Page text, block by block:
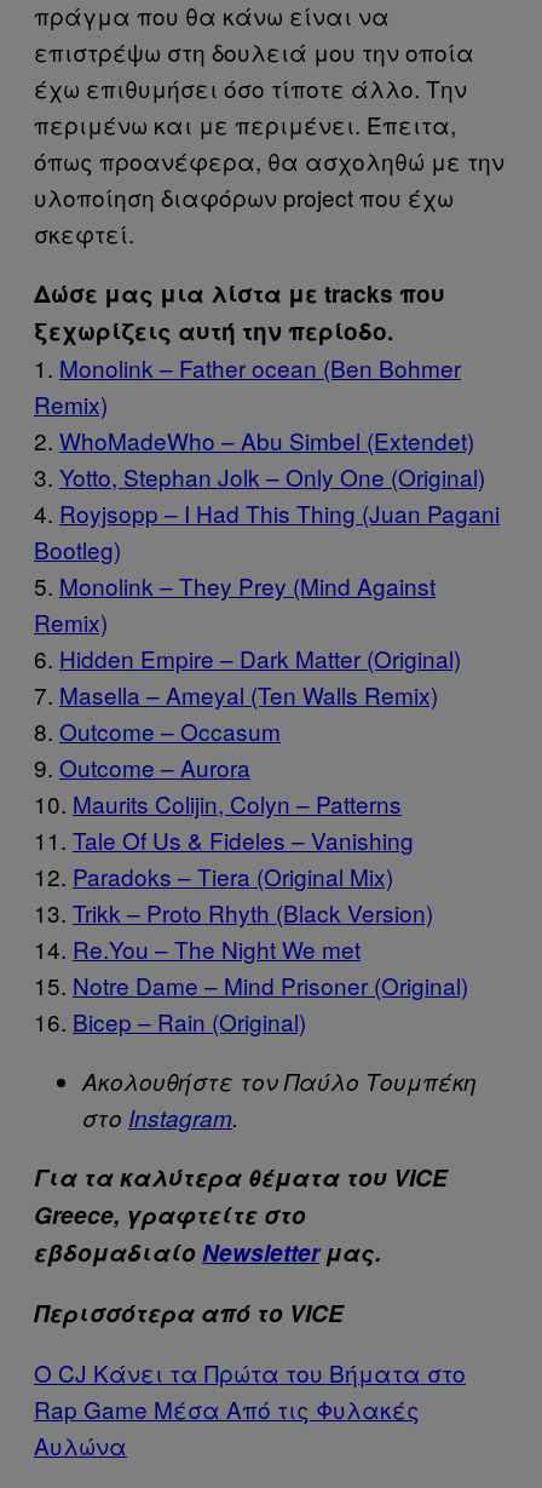
πράγμα που θα κάνω είναι να
επιστρέψω στη δουλειά μου την οποία
έχω επιθυμήσει όσο τίποτε άλλο. Την
περιμένω και με περιμένει. Έπειτα,
όπως προανέφερα, θα ασχοληθώ με την
υλοποίηση διαφόρων project που έχω
σκεφτεί.
Δώσε μας μια λίστα με tracks που
ξεχωρίζεις αυτή την περίοδο.
1. Monolink – Father ocean (Ben Bohmer
Remix)
2. WhoMadeWho – Abu Simbel (Extendet)
3. Yotto, Stephan Jolk – Only One (Original)
4. Royjsopp – I Had This Thing (Juan Pagani
Bootleg)
5. Monolink – They Prey (Mind Against
Remix)
6. Hidden Empire – Dark Matter (Original)
7. Masella – Ameyal (Ten Walls Remix)
8. Outcome – Occasum
9. Outcome – Aurora
10. Maurits Colijin, Colyn – Patterns
11. Tale Of Us & Fideles – Vanishing
12. Paradoks – Tiera (Original Mix)
13. Trikk – Proto Rhyth (Black Version)
14. Re.You – The Night We met
15. Notre Dame – Mind Prisoner (Original)
16. Bicep – Rain (Original)
Ακολουθήστε τον Παύλο Τουμπέκη
στο Instagram.
Για τα καλύτερα θέματα του VICE
Greece, γραφτείτε στο
εβδομαδιαίοNewsletterμας.
Περισσότερα από το VICE
Ο CJ Κάνει τα Πρώτα του Βήματα στο
Rap Game Μέσα Από τις Φυλακές
Αυλώνα